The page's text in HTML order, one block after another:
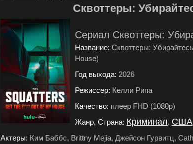
Сквоттеры:
Сериал Сквоттеры:
Название: Сквоттеры:
House)
Год выхода: 2026
Режиссер: Келли Рипа
Качество: плеер FHD (1080p)
Жанр, Страна: Криминал, США
Актеры: Ким Баббс, Brittny Mejia, Джейсон Гурвитц,